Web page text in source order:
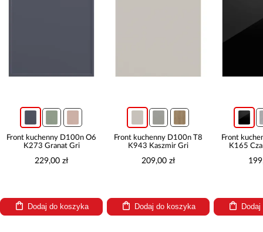
Front kuchenny D100n O6
K273 Granat Gri
229,00 zł
Dodaj do koszyka
Front kuchenny D100n T8
K943 Kaszmir Gri
209,00 zł
Dodaj do koszyka
Front
K165